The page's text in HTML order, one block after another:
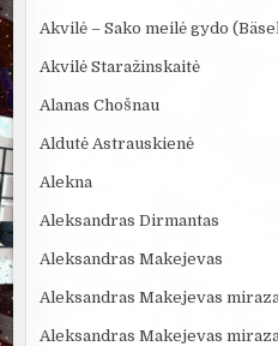
Akvilė – Sako meilė gydo
Akvilė Staražinskaitė
Alanas Chošnau
Aldutė Astrauskienė
Alekna
Aleksandras Dirmantas
Aleksandras Makejevas
Aleksandras Makejevas
Aleksandras Makejevas